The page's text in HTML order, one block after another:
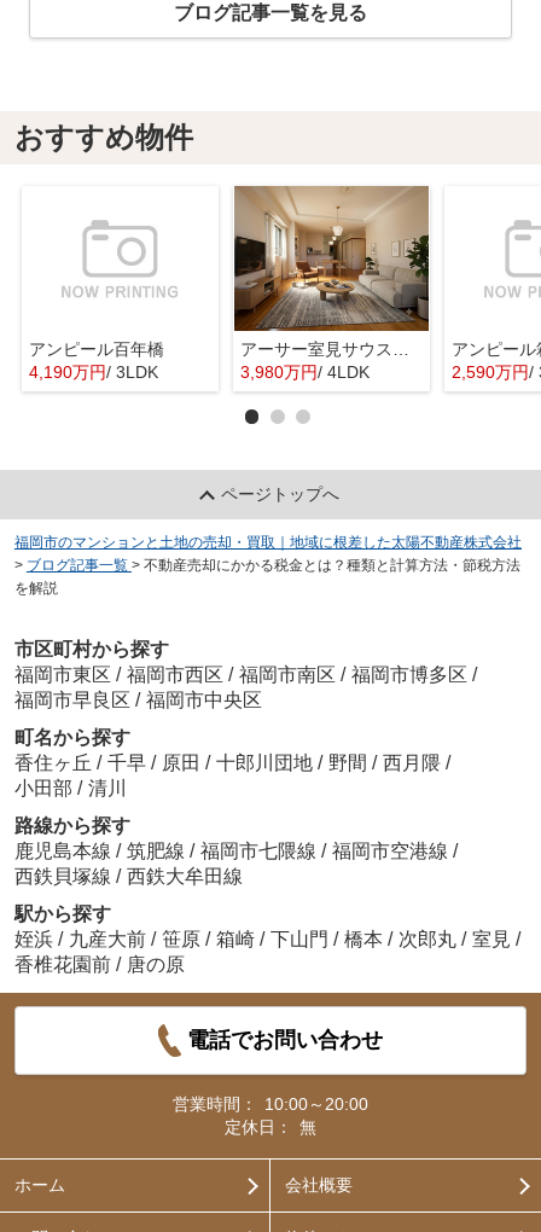
ブログ記事一覧を見る
おすすめ物件
アンピール百年橋
4,190万円/ 3LDK
アーサー室見サウスステージ
3,980万円/ 4LDK
アンピール
2,590万円/
ページトップへ
福岡市のマンションと土地の売却・買取｜地域に根差した太陽不動産株式会社
> ブログ記事一覧 > 不動産売却にかかる税金とは？種類と計算方法・節税方法
を解説
市区町村から探す
福岡市東区 / 福岡市西区 / 福岡市南区 / 福岡市博多区 /
福岡市早良区 / 福岡市中央区
町名から探す
香住ヶ丘 / 千早 / 原田 / 十郎川団地 / 野間 / 西月隈 /
小田部 / 清川
路線から探す
鹿児島本線 / 筑肥線 / 福岡市七隈線 / 福岡市空港線 /
西鉄貝塚線 / 西鉄大牟田線
駅から探す
姪浜 / 九産大前 / 笹原 / 箱崎 / 下山門 / 橋本 / 次郎丸 / 室見 /
香椎花園前 / 唐の原
電話でお問い合わせ
営業時間：
10:00～20:00
定休日：
無
ホーム 会社概要